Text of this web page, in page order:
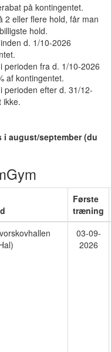
på kontingentet.
2 eller flere hold, får man
hold.
d. 1/10-2026
i perioden fra d. 1/10-2026
af kontingentet.
i perioden efter d. 31/12-
ikke.
i august/september (du
Første
træning
03-09-
2026